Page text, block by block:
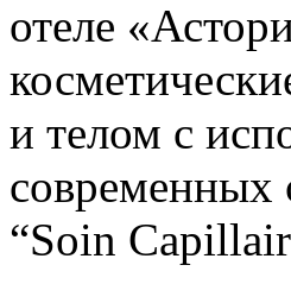
отеле
и телом с
современных
“Soin